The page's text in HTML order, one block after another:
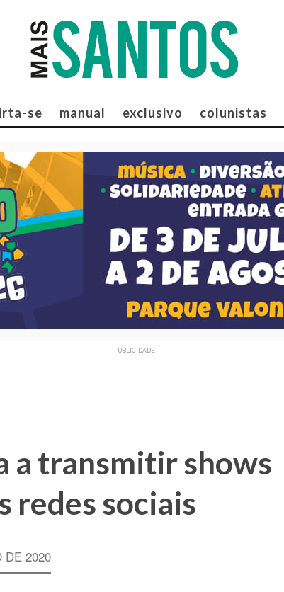
se manual exclusivo colunistas
PUBLICIDADE
a transmitir shows
redes sociais
DE 2020